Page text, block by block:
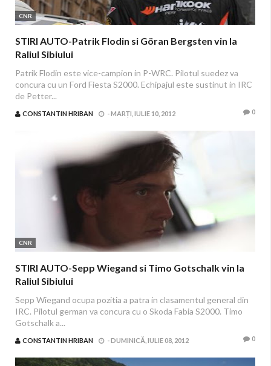
CNR
STIRI AUTO-Patrik Flodin si Göran Bergsten vin la
Raliul Sibiului
Patrik Flodin este vice-campion in P-WRC. Pilotul suedez va
concura cu un Ford Fiesta S2000. Echipajul este sustinut in IRC
de Petter...
CONSTANTIN HRIBAN -MARȚI, IULIE 10, 2012 0
CNR
STIRI AUTO-Sepp Wiegand si Timo Gotschalk vin la
Raliul Sibiului
Sepp Wiegand ocupa pozitia a patra in clasamentul general din
IRC. Pilotul german va concura cu o Skoda Fabia S2000. Timo
Gotschalk a...
CONSTANTIN HRIBAN -DUMINICĂ, IULIE 08, 2012 0